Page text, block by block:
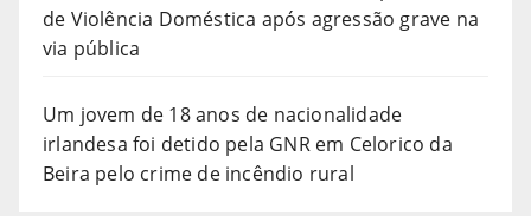
de Violência Doméstica após agressão grave na
via pública
Um jovem de 18 anos de nacionalidade
irlandesa foi detido pela GNR em Celorico da
Beira pelo crime de incêndio rural